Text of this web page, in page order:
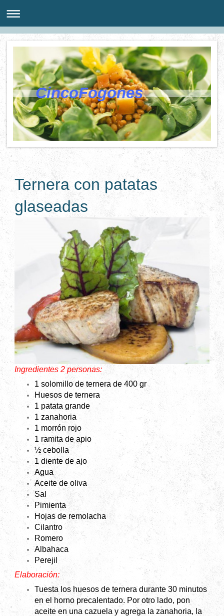
CincoFogones
Ternera con patatas
glaseadas
Ingredientes 2 personas:
1 solomillo de ternera de 400 gr
Huesos de ternera
1 patata grande
1 zanahoria
1 morrón rojo
1 ramita de apio
½ cebolla
1 diente de ajo
Agua
Aceite de oliva
Sal
Pimienta
Hojas de remolacha
Cilantro
Romero
Albahaca
Perejil
Elaboración:
Tuesta los huesos de ternera durante 30 minutos
en el horno precalentado. Por otro lado, pon
aceite en una cazuela y agrega la zanahoria, la